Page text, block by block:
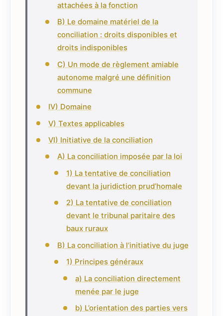
attachées à la fonction
B) Le domaine matériel de la
conciliation : droits disponibles et
droits indisponibles
C) Un mode de règlement amiable
autonome malgré une définition
commune
IV) Domaine
V) Textes applicables
VI) Initiative de la conciliation
A) La conciliation imposée par la loi
1) La tentative de conciliation
devant la juridiction prud’homale
2) La tentative de conciliation
devant le tribunal paritaire des
baux ruraux
B) La conciliation à l’initiative du juge
1) Principes généraux
a) La conciliation directement
menée par le juge
b) L’orientation des parties vers